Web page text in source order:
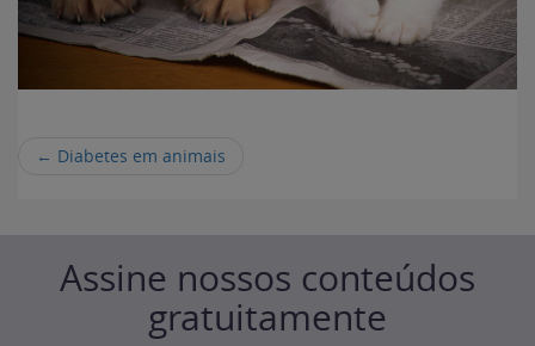
← Diabetes em animais
Assine nossos conteúdos
gratuitamente